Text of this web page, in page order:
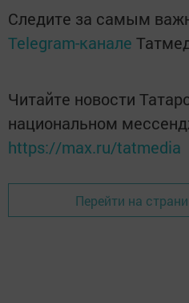
Следите за самым
Telegram-канале
Читайте новости
национальном
https://max.ru/tatmedia
Перейти на